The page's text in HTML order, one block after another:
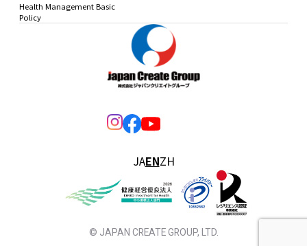
Health Management Basic
Policy
JAENZH
© JAPAN CREATE GROUP, LTD.